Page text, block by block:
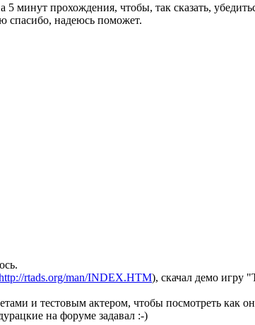
минут прохождения, чтобы, так сказать,
спасибо, надеюсь поможет.
rtads.org/man/INDEX.HTM), скачал демо игру
и тестовым актером, чтобы посмотреть как
на форуме задавал :-)